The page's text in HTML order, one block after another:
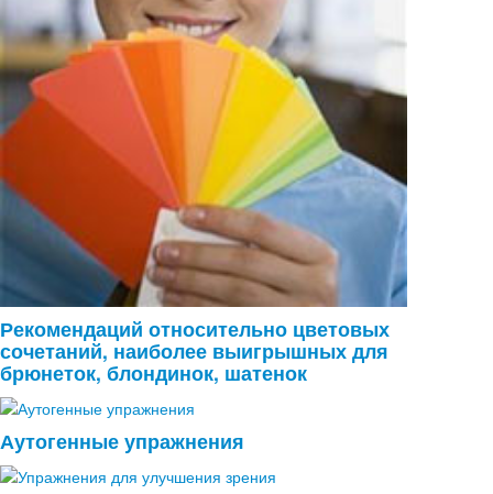
Рекомендаций относительно цветовых
сочетаний, наиболее выигрышных для
брюнеток, блондинок, шатенок
Аутогенные упражнения